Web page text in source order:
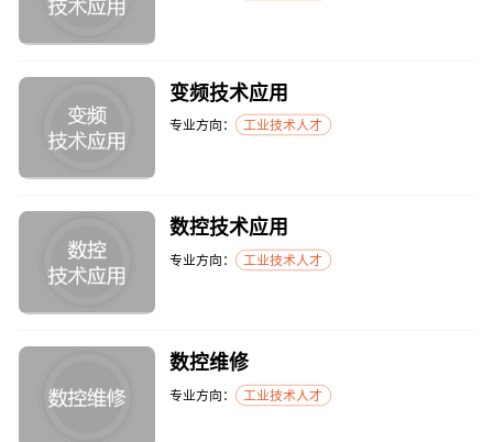
变频技术应用
专业方向： 工业技术人才
数控技术应用
专业方向： 工业技术人才
数控维修
专业方向： 工业技术人才